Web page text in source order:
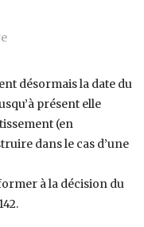
désormais la date du
présent elle
(en
dans le cas d’une
à la décision du